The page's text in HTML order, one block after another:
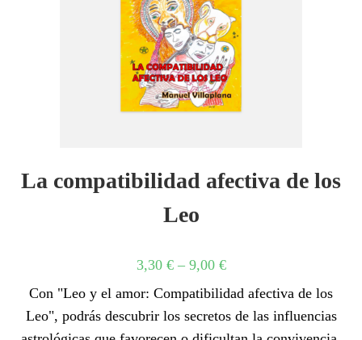
La compatibilidad afectiva de los
Leo
3,30 €– 9,00 €
Con "Leo y el amor: Compatibilidad afectiva de los
Leo", podrás descubrir los secretos de las influencias